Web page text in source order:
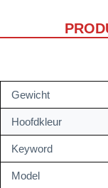
Gewicht
Hoofdkleur
Keyword
Model